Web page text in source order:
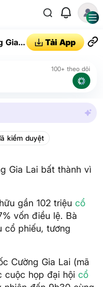
Gia
Tải App
100+ theo dõi
kiểm duyệt
Gia Lai bất thành vì
gần 102 triệu cổ
vốn điều lệ. Bà
cổ phiếu, tương
Cường Gia Lai (mã
cuộc họp đại hội cổ